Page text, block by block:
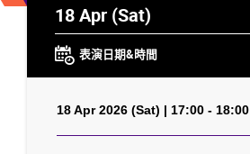
18 Apr (Sat)
表演日期&時間
18 Apr 2026 (Sat) | 17:00 - 18:00